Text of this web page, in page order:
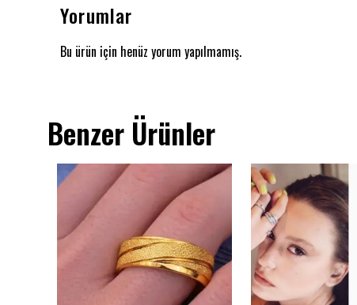
Yorumlar
Bu ürün için henüz yorum yapılmamış.
Benzer Ürünler